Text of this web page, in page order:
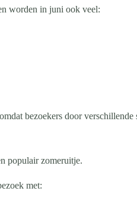
worden in juni ook veel:
bezoekers door
populair zomeruitje.
met: